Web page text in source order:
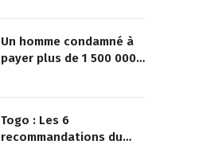
Un homme condamné à
payer plus de 1 500 000
Togo : Les 6
recommandations du